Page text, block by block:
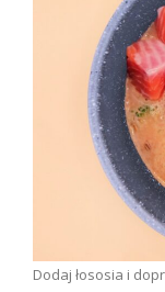
Dodaj łososia i